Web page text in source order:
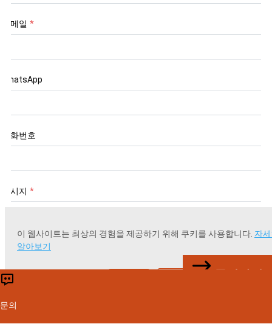
이 웹사이트는 최상의 경험을 제공하기 위해 쿠키를 사용합니다. 자
알아보기
이메일 *
WhatsApp
전화번호
메시지 *
문의
문의하기